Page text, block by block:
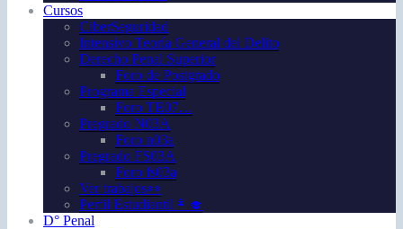
Cursos
CiberSeguridad
Intensivo Teoría General del Delito
Derecho Penal Superior
Foro de Postgrado
Programa Especial
Foro TE07…
Pregrado N03A
Foro n03a
Pregrado FS03A
Foro fs03a
Ver trabajos👀
Perfil Estudiantil👩‍🎓
D° Penal